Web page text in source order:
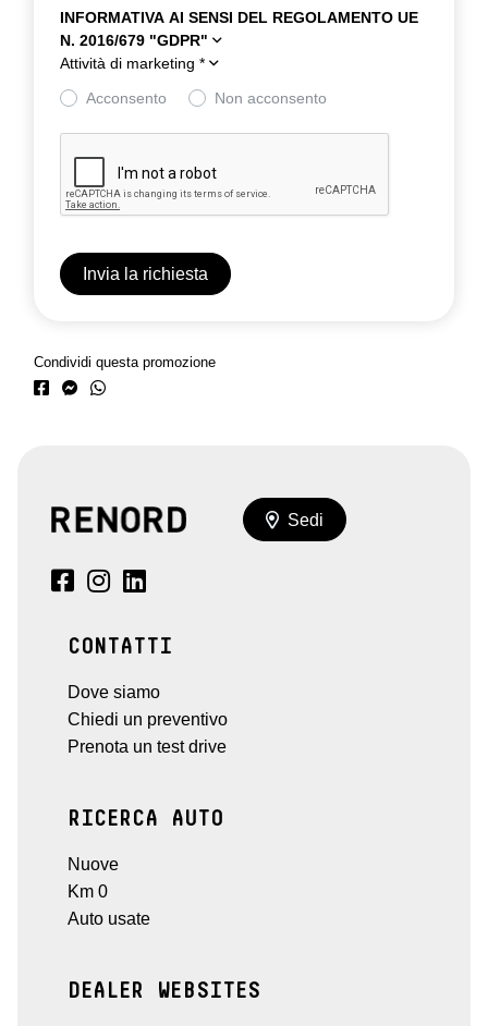
INFORMATIVA AI SENSI DEL REGOLAMENTO UE
N. 2016/679 "GDPR"
Attività di marketing *
Acconsento Non acconsento
Condividi questa promozione
Sedi
CONTATTI
Dove siamo
Chiedi un preventivo
Prenota un test drive
RICERCA AUTO
Nuove
Km 0
Auto usate
DEALER WEBSITES